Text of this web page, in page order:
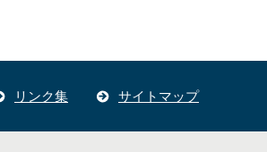
リンク集 サイトマップ